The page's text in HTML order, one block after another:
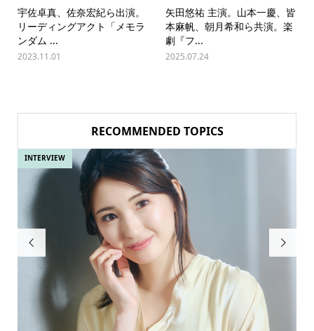
宇佐卓真、佐奈宏紀ら出演。
リーディングアクト「メモラ
ンダム ...
2023.11.01
矢田悠祐 主演。山本一慶、皆
本麻帆、朝月希和ら共演。楽
劇『フ...
2025.07.24
RECOMMENDED TOPICS

INTERVIEW
